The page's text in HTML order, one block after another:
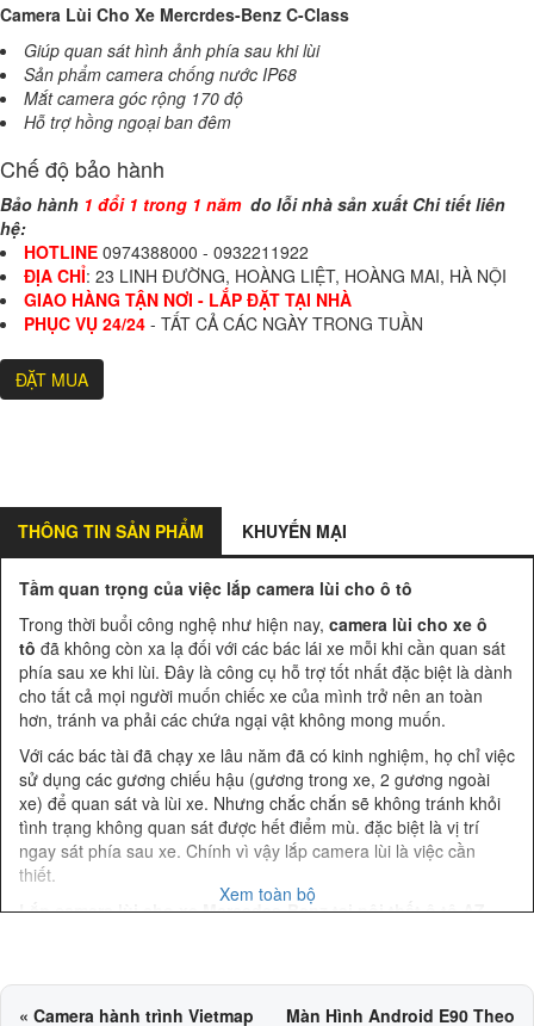
Camera Lùi Cho Xe Mercrdes-Benz C-Class
Giúp quan sát hình ảnh phía sau khi lùi
Sản phẩm camera chống nước IP68
Mắt camera góc rộng 170 độ
Hỗ trợ hồng ngoại ban đêm
Chế độ bảo hành
Bảo hành 1 đổi 1 trong 1 nămdo lỗi nhà sản xuất Chi tiết liên
hệ:
HOTLINE 0974388000 - 0932211922
ĐỊA CHỈ: 23 LINH ĐƯỜNG, HOÀNG LIỆT, HOÀNG MAI, HÀ NỘI
GIAO HÀNG TẬN NƠI - LẮP ĐẶT TẠI NHÀ
PHỤC VỤ 24/24 - TẤT CẢ CÁC NGÀY TRONG TUẦN
ĐẶT MUA
THÔNG TIN SẢN PHẨM KHUYẾN MẠI
Tầm quan trọng của việc lắp camera lùi cho ô tô
Trong thời buổi công nghệ như hiện nay, camera lùi cho xe ô
tô đã không còn xa lạ đối với các bác lái xe mỗi khi cần quan sát
phía sau xe khi lùi. Đây là công cụ hỗ trợ tốt nhất đặc biệt là dành
cho tất cả mọi người muốn chiếc xe của mình trở nên an toàn
hơn, tránh va phải các chứa ngại vật không mong muốn.
Với các bác tài đã chạy xe lâu năm đã có kinh nghiệm, họ chỉ việc
sử dụng các gương chiếu hậu (gương trong xe, 2 gương ngoài
xe) để quan sát và lùi xe. Nhưng chắc chắn sẽ không tránh khỏi
tình trạng không quan sát được hết điểm mù. đặc biệt là vị trí
ngay sát phía sau xe. Chính vì vậy lắp camera lùi là việc cần
thiết.
Lắp camera lùi cho xe Mercedes-Benz tại nội thất ô tô AZ
nội thất ô tô có thể lắp được và Nội Thất Ô Tô AZ là một trong số
Xem toàn bộ
« Camera hành trình Vietmap
Màn Hình Android E90 Theo